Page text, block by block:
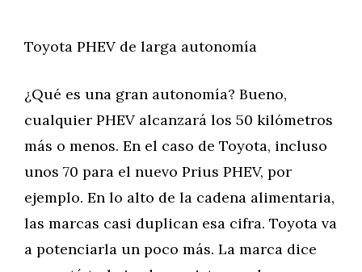
Toyota PHEV de larga autonomía
¿Qué es una gran autonomía? Bueno,
cualquier PHEV alcanzará los 50 kilómetros
más o menos. En el caso de Toyota, incluso
unos 70 para el nuevo Prius PHEV, por
ejemplo. En lo alto de la cadena alimentaria,
las marcas casi duplican esa cifra. Toyota va
a potenciarla un poco más. La marca dice